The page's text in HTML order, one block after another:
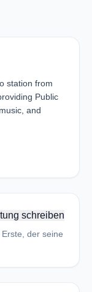
station from
Public
and
schreiben
der seine